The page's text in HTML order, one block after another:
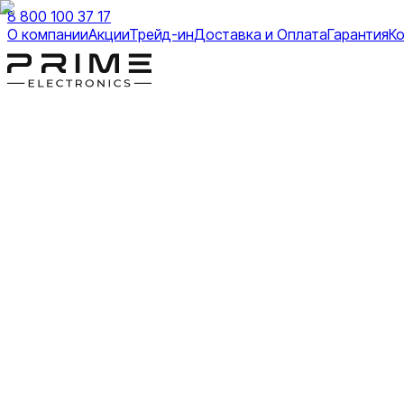
8 800 100 37 17
О компанииАкцииТрейд-инДоставка и ОплатаГарантия